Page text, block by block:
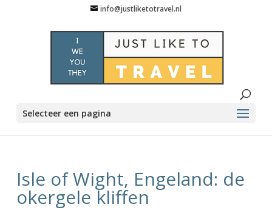
info@justliketotravel.nl
Selecteer een pagina
Isle of Wight, Engeland: de
okergele kliffen